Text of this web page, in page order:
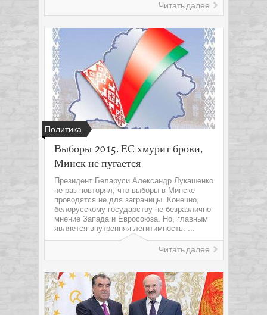
Читать далее
Политика
Выборы-2015. ЕС хмурит брови,
Минск не пугается
Президент Беларуси Александр Лукашенко
не раз повторял, что выборы в Минске
проводятся не для заграницы. Конечно,
белорусскому государству не безразлично
мнение Запада и Евросоюза. Но, главным
является внутренняя легитимность. ...
Читать далее